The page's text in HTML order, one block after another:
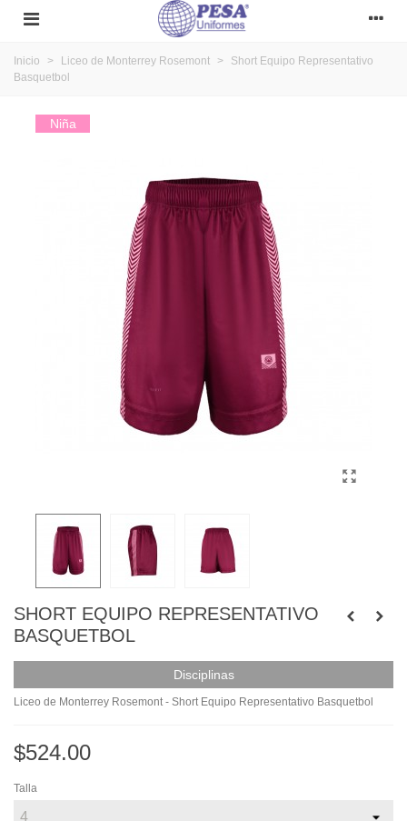
Inicio > Liceo de Monterrey Rosemont >
Short Equipo Representativo
Basquetbol
Niña
SHORT EQUIPO REPRESENTATIVO
BASQUETBOL
Disciplinas
Liceo de Monterrey Rosemont - Short Equipo Representativo Basquetbol
$524.00
Talla